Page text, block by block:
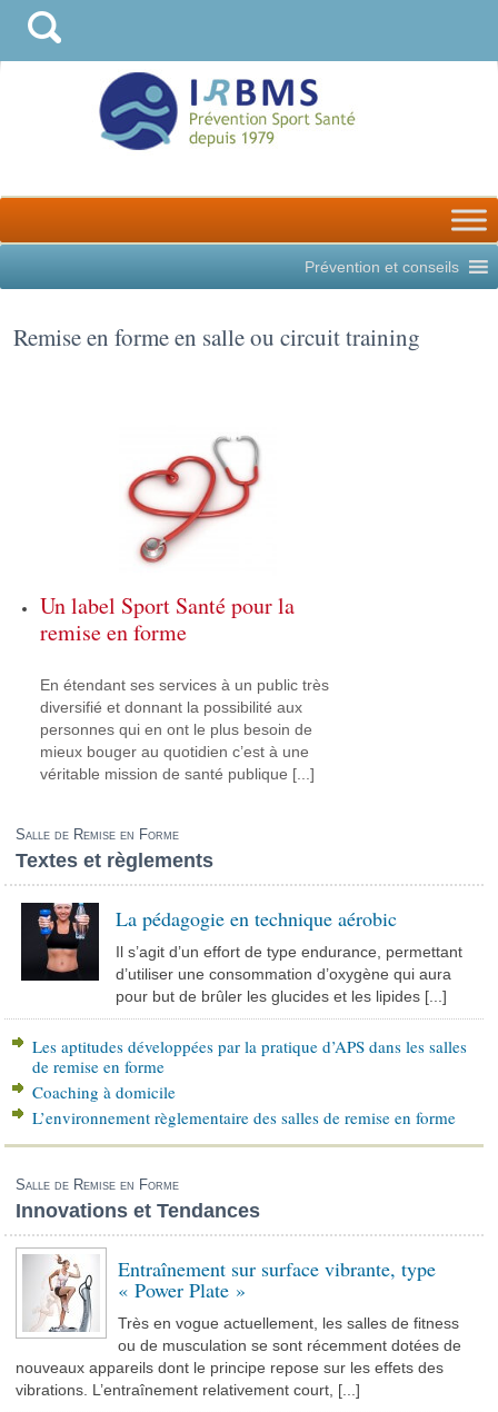
Prévention et conseils
Remise en forme en salle ou circuit training
Un label Sport Santé pour la
remise en forme
En étendant ses services à un public très
diversifié et donnant la possibilité aux
personnes qui en ont le plus besoin de
mieux bouger au quotidien c’est à une
véritable mission de santé publique [...]
Salle de Remise en Forme
Textes et règlements
La pédagogie en technique aérobic
Il s’agit d’un effort de type endurance, permettant
d’utiliser une consommation d’oxygène qui aura
pour but de brûler les glucides et les lipides [...]
Les aptitudes développées par la pratique d’APS dans les salles
de remise en forme
Coaching à domicile
L’environnement règlementaire des salles de remise en forme
Salle de Remise en Forme
Innovations et Tendances
Entraînement sur surface vibrante, type
« Power Plate »
Très en vogue actuellement, les salles de fitness
ou de musculation se sont récemment dotées de
nouveaux appareils dont le principe repose sur les effets des
vibrations. L’entraînement relativement court, [...]